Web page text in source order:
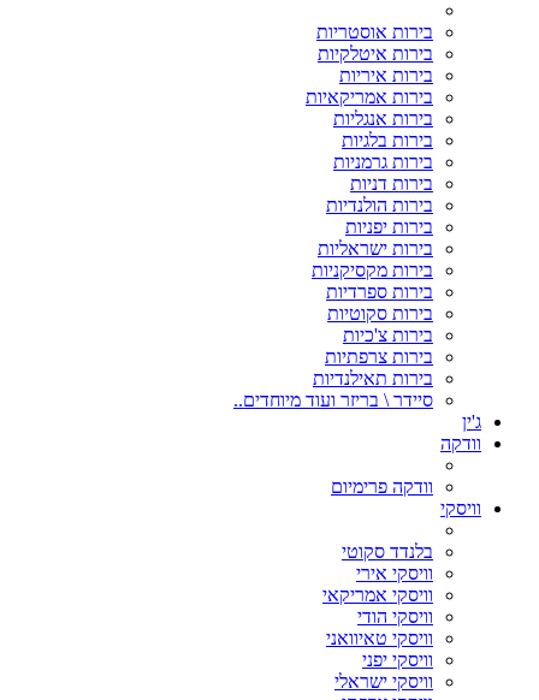
בירות אוסטריות
בירות איטלקיות
בירות איריות
בירות אמריקאיות
בירות אנגליות
בירות בלגיות
בירות גרמניות
בירות דניות
בירות הולנדיות
בירות יפניות
בירות ישראליות
בירות מקסיקניות
בירות ספרדיות
בירות סקוטיות
בירות צ'כיות
בירות צרפתיות
בירות תאילנדיות
סיידר \ בריזר ועוד מיוחדים..
ג'ין
וודקה
וודקה פרימיום
וויסקי
בלנדד סקוטי
וויסקי אירי
וויסקי אמריקאי
וויסקי הודי
וויסקי טאיוואני
וויסקי יפני
וויסקי ישראלי